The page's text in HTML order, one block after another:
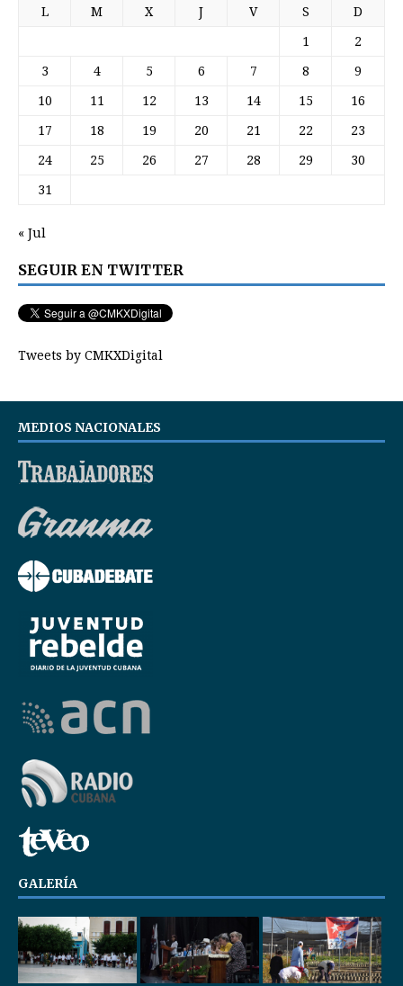
L M X J V S D
1 2
3 4 5 6 7 8 9
10 11 12 13 14 15 16
17 18 19 20 21 22 23
24 25 26 27 28 29 30
31
« Jul
SEGUIR EN TWITTER
Tweets by CMKXDigital
MEDIOS NACIONALES
GALERÍA